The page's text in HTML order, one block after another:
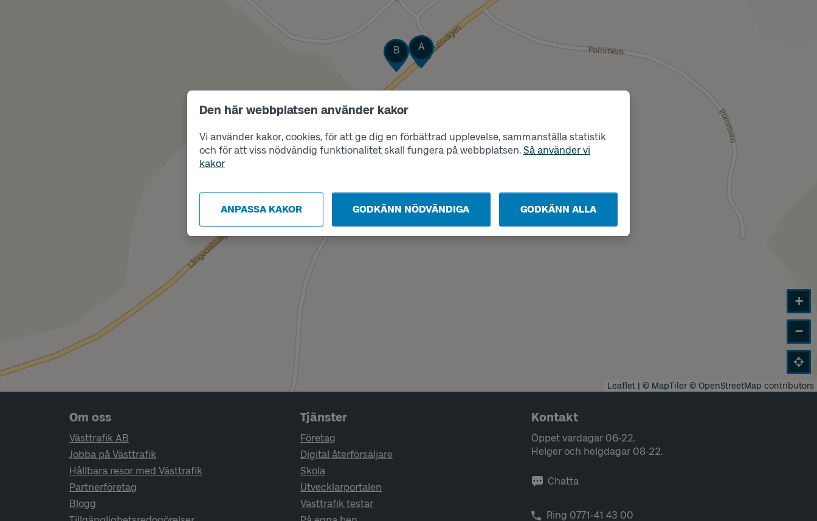
Den här webbplatsen använder kakor
Vi använder kakor, cookies, för att ge dig en förbättrad upplevelse, sammanställa statistik
och för att viss nödvändig funktionalitet skall fungera på webbplatsen. Så använder vi
kakor
ANPASSA KAKOR GODKÄNN NÖDVÄNDIGA GODKÄNN ALLA
Läge
A
Läge
B
+
−
Leaflet | © MapTiler© OpenStreetMap contributors
Sidfotsnavigering
Om oss
Västtrafik AB
Jobba på Västtrafik
Hållbara resor med Västtrafik
Partnerföretag
Blogg
Tjänster
Företag
Digital återförsäljare
Skola
Utvecklarportalen
Västtrafik testar
Kontakt
Öppet vardagar 06-22.
Helger och helgdagar 08-22.
Chatta
Ring 0771-41 43 00